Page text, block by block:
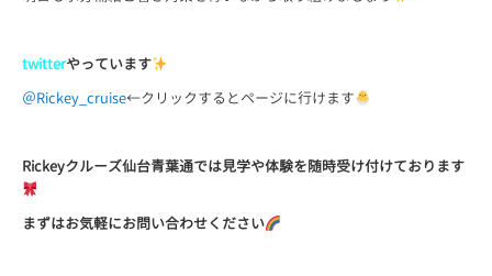
twitterやっています
＠Rickey_cruise←クリックするとページに行けます
Rickeyクルーズ仙台青葉通では見学や体験を随時受け付けております
まずはお気軽にお問い合わせください